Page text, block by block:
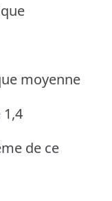
moyenne
de ce